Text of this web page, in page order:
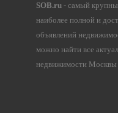
SOB.ru- самый
наиболее полной и
объявлений
можно найти все
недвижимости Москвы